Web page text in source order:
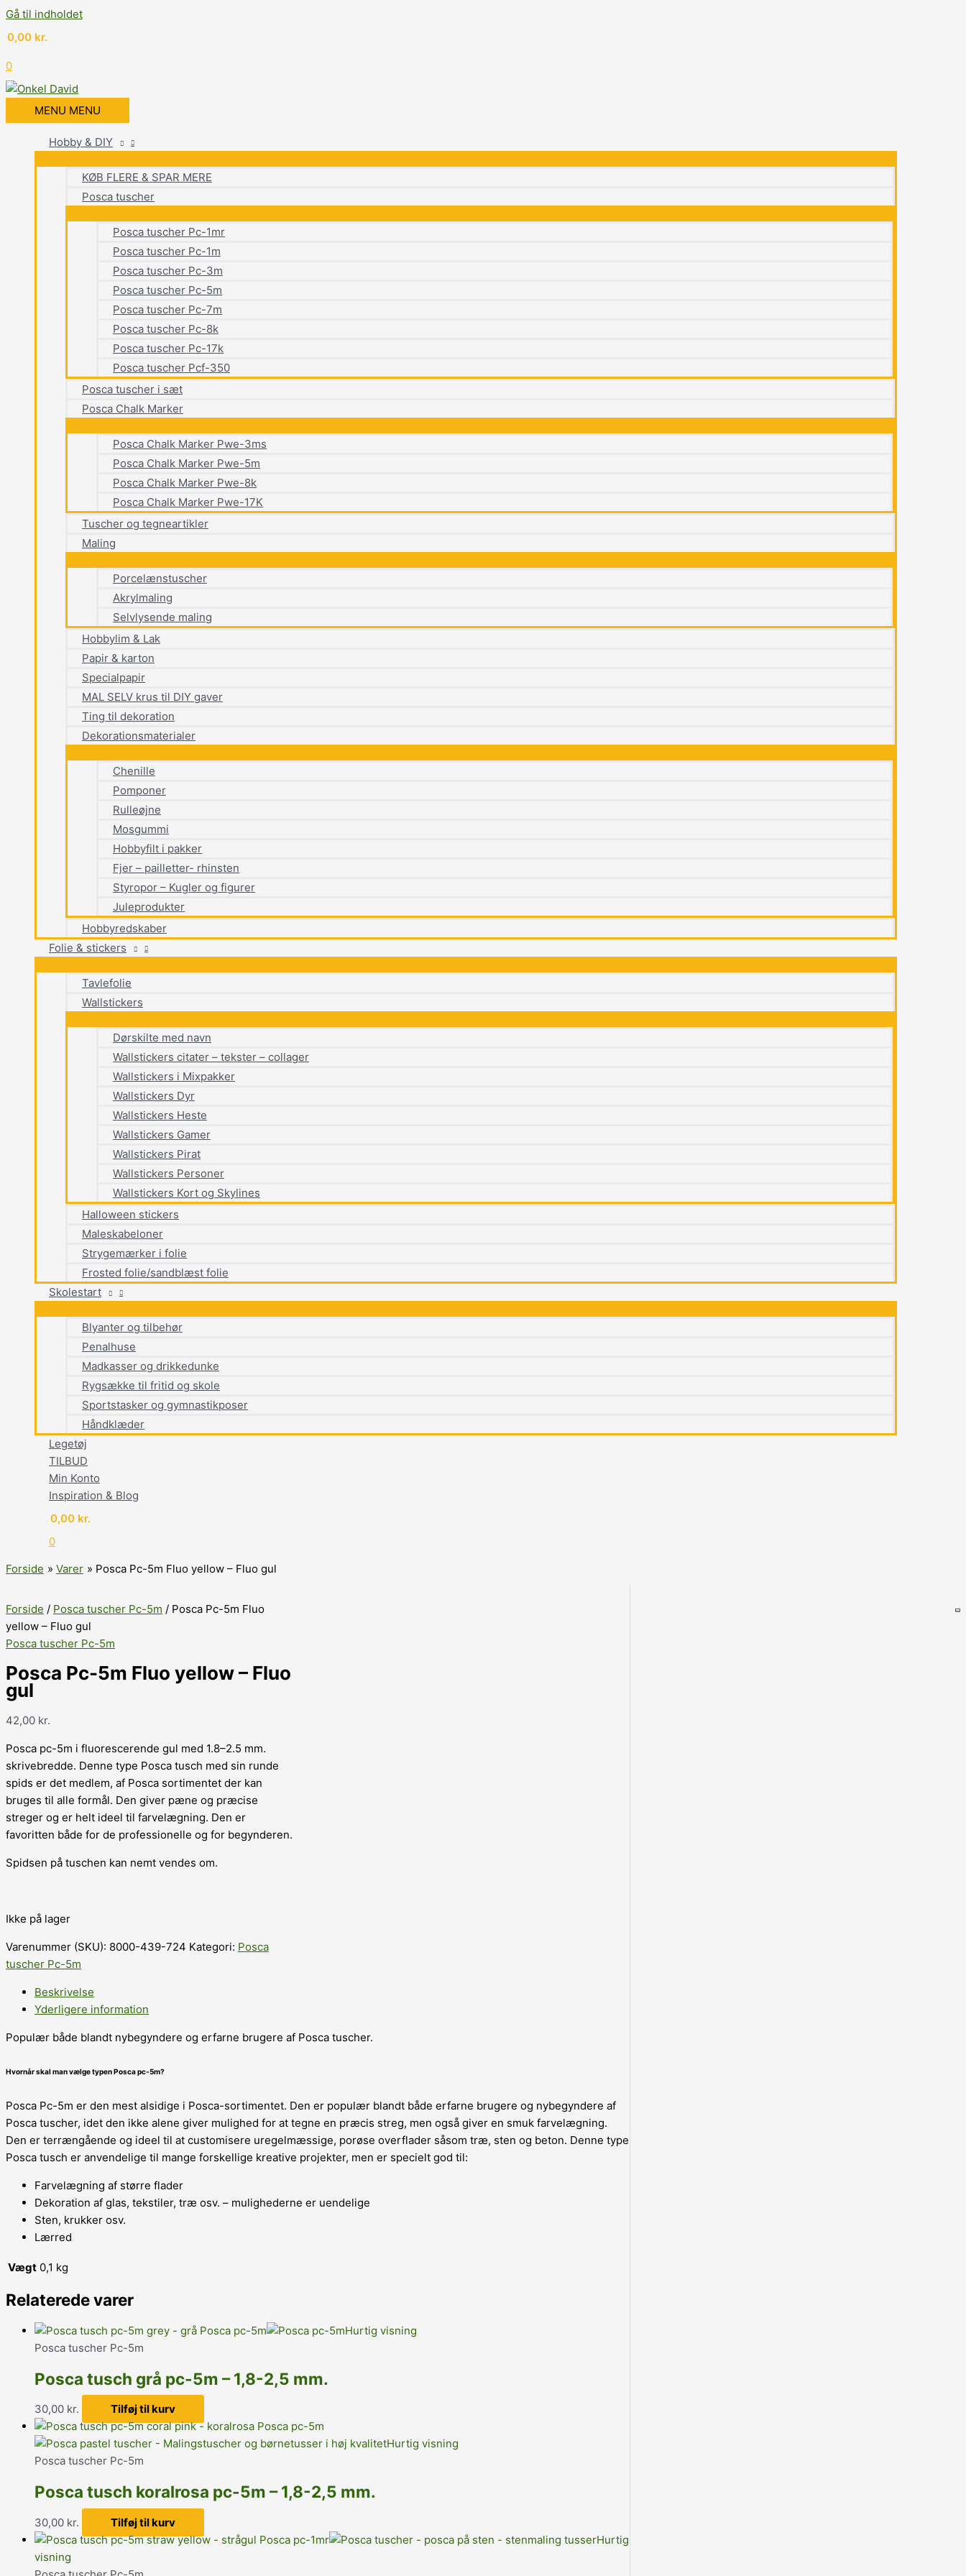
Gå til indholdet
0,00 kr.
0
MENU MENU
Hobby & DIY
KØB FLERE & SPAR MERE
Posca tuscher
Posca tuscher Pc-1mr
Posca tuscher Pc-1m
Posca tuscher Pc-3m
Posca tuscher Pc-5m
Posca tuscher Pc-7m
Posca tuscher Pc-8k
Posca tuscher Pc-17k
Posca tuscher Pcf-350
Posca tuscher i sæt
Posca Chalk Marker
Posca Chalk Marker Pwe-3ms
Posca Chalk Marker Pwe-5m
Posca Chalk Marker Pwe-8k
Posca Chalk Marker Pwe-17K
Tuscher og tegneartikler
Maling
Porcelænstuscher
Akrylmaling
Selvlysende maling
Hobbylim & Lak
Papir & karton
Specialpapir
MAL SELV krus til DIY gaver
Ting til dekoration
Dekorationsmaterialer
Chenille
Pomponer
Rulleøjne
Mosgummi
Hobbyfilt i pakker
Fjer – pailletter- rhinsten
Styropor – Kugler og figurer
Juleprodukter
Hobbyredskaber
Folie & stickers
Tavlefolie
Wallstickers
Dørskilte med navn
Wallstickers citater – tekster – collager
Wallstickers i Mixpakker
Wallstickers Dyr
Wallstickers Heste
Wallstickers Gamer
Wallstickers Pirat
Wallstickers Personer
Wallstickers Kort og Skylines
Halloween stickers
Maleskabeloner
Strygemærker i folie
Frosted folie/sandblæst folie
Skolestart
Blyanter og tilbehør
Penalhuse
Madkasser og drikkedunke
Rygsække til fritid og skole
Sportstasker og gymnastikposer
Håndklæder
Legetøj
TILBUD
Min Konto
Inspiration & Blog
0,00 kr.
0
Forside
Varer Posca Pc-5m Fluo yellow – Fluo gul
Forside / Posca tuscher Pc-5m / Posca Pc-5m Fluo
yellow – Fluo gul
Posca tuscher Pc-5m
Posca Pc-5m Fluo yellow – Fluo
gul
42,00 kr.
Posca pc-5m i fluorescerende gul med 1.8–2.5 mm.
skrivebredde. Denne type Posca tusch med sin runde
spids er det medlem, af Posca sortimentet der kan
bruges til alle formål. Den giver pæne og præcise
streger og er helt ideel til farvelægning. Den er
favoritten både for de professionelle og for begynderen.
Spidsen på tuschen kan nemt vendes om.
Ikke på lager
Varenummer (SKU): 8000-439-724 Kategori: Posca
tuscher Pc-5m
Beskrivelse
Yderligere information
Populær både blandt nybegyndere og erfarne brugere af Posca tuscher.
Hvornår skal man vælge typen Posca pc-5m?
Posca Pc-5m er den mest alsidige i Posca-sortimentet. Den er populær blandt både erfarne brugere og nybegyndere af
Posca tuscher, idet den ikke alene giver mulighed for at tegne en præcis streg, men også giver en smuk farvelægning.
Den er terrængående og ideel til at customisere uregelmæssige, porøse overflader såsom træ, sten og beton. Denne type
Posca tusch er anvendelige til mange forskellige kreative projekter, men er specielt god til:
Farvelægning af større flader
Dekoration af glas, tekstiler, træ osv. – mulighederne er uendelige
Sten, krukker osv.
Lærred
Vægt 0,1 kg
Relaterede varer
Hurtig visning
Posca tuscher Pc-5m
Posca tusch grå pc-5m – 1,8-2,5 mm.
30,00 kr. Tilføj til kurv
Hurtig visning
Posca tuscher Pc-5m
Posca tusch koralrosa pc-5m – 1,8-2,5 mm.
30,00 kr.
Tilføj til kurv
Hurtig
visning